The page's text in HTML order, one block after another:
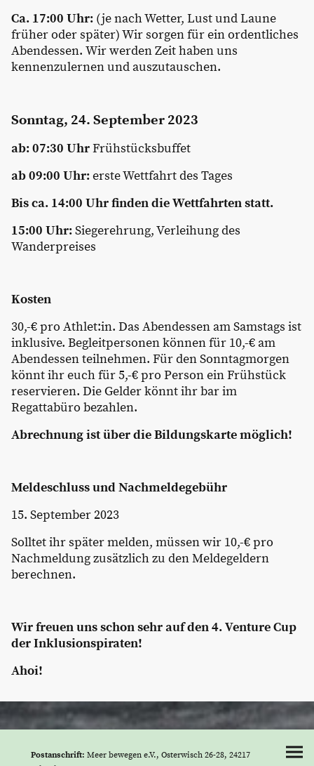
Ca. 17:00 Uhr: (je nach Wetter, Lust und Laune
früher oder später) Wir sorgen für ein ordentliches
Abendessen. Wir werden Zeit haben uns
kennenzulernen und auszutauschen.
Sonntag, 24. September 2023
ab: 07:30 UhrFrühstücksbuffet
ab 09:00 Uhr:erste Wettfahrt des Tages
Bis ca. 14:00 Uhr finden die Wettfahrten statt.
15:00 Uhr:Siegerehrung, Verleihung des
Wanderpreises
Kosten
30,-€ pro Athlet:in. Das Abendessen am Samstags ist
inklusive. Begleitpersonen können für 10,-€ am
Abendessen teilnehmen. Für den Sonntagmorgen
könnt ihr euch für 5,-€ pro Person ein Frühstück
reservieren. Die Gelder könnt ihr bar im
Regattabüro bezahlen.
Abrechnung ist über die Bildungskarte möglich!
Meldeschluss und Nachmeldegebühr
15. September 2023
Solltet ihr später melden, müssen wir 10,-€ pro
Nachmeldung zusätzlich zu den Meldegeldern
berechnen.
Wir freuen uns schon sehr auf den 4. Venture Cup
der Inklusionspiraten!
Ahoi!
Postanschrift: Meer bewegen e.V., Osterwisch 26-28, 24217